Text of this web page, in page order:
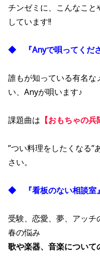
チンゼミに、こんなこと
しています!!
◆ 『Anyで唄ってくださ
誰もが知っている有名な
い、Anyが唄います♪
課題曲は 【おもちゃの兵
”つい料理をしたくなる
さい。
◆ 『看板のない相談室』
受験、恋愛、夢、アッ
春の悩み
歌や楽器、音楽について